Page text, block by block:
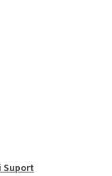
Suport